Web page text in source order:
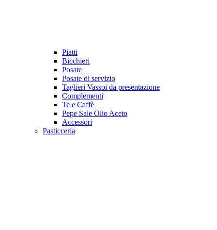
Piatti
Bicchieri
Posate
Posate di servizio
Taglieri Vassoi da presentazione
Complementi
Te e Caffè
Pepe Sale Olio Aceto
Accessori
Pasticceria